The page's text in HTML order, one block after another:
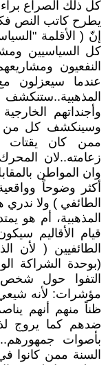
كل ذلك الصراع
يطرح كاتب النص
إنّ ( الأقلمة
كل السياسيين
النفعيون
عندما سيعزلون
وأجنداتهم
وسينكشف كل من
ممن كان يقتات
زعامته..لان
وان المواطن
أكثر وضوحاً
الطائفي ) ولا ندري
المذهبية، أم هو
قيام الأقاليم
الطائفيين (
(بوحدة الشراكة
التفوا حول
مؤشرات: لأنه
ظناً منهم أنهم
ضدهم كما يروج
بأصوات
السنة ممن كانوا